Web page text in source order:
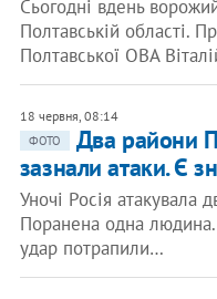
Сьогодні вдень
Полтавській області.
Полтавської ОВА
18 червня, 08:14
ФОТО
Два райони
зазнали атаки. Є
Уночі Росія атакувала
Поранена одна
удар потрапили…